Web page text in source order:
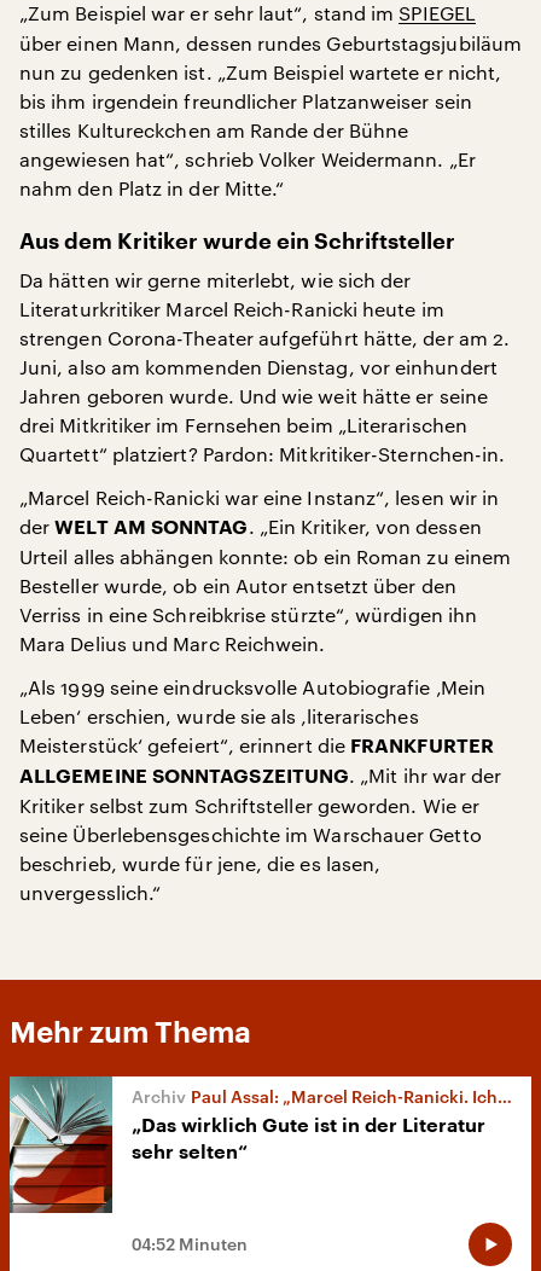
„Zum Beispiel war er sehr laut“, stand im SPIEGEL
über einen Mann, dessen rundes Geburtstagsjubiläum
nun zu gedenken ist. „Zum Beispiel wartete er nicht,
bis ihm irgendein freundlicher Platzanweiser sein
stilles Kultureckchen am Rande der Bühne
angewiesen hat“, schrieb Volker Weidermann. „Er
nahm den Platz in der Mitte.“
Aus dem Kritiker wurde ein Schriftsteller
Da hätten wir gerne miterlebt, wie sich der
Literaturkritiker Marcel Reich-Ranicki heute im
strengen Corona-Theater aufgeführt hätte, der am 2.
Juni, also am kommenden Dienstag, vor einhundert
Jahren geboren wurde. Und wie weit hätte er seine
drei Mitkritiker im Fernsehen beim „Literarischen
Quartett“ platziert? Pardon: Mitkritiker-Sternchen-in.
„Marcel Reich-Ranicki war eine Instanz“, lesen wir in
derWELT AM SONNTAG. „Ein Kritiker, von dessen
Urteil alles abhängen konnte: ob ein Roman zu einem
Besteller wurde, ob ein Autor entsetzt über den
Verriss in eine Schreibkrise stürzte“, würdigen ihn
Mara Delius und Marc Reichwein.
„Als 1999 seine eindrucksvolle Autobiografie ‚Mein
Leben‘ erschien, wurde sie als ‚literarisches
Meisterstück‘ gefeiert“, erinnert die FRANKFURTER
ALLGEMEINE SONNTAGSZEITUNG. „Mit ihr war der
Kritiker selbst zum Schriftsteller geworden. Wie er
seine Überlebensgeschichte im Warschauer Getto
beschrieb, wurde für jene, die es lasen,
unvergesslich.“
Mehr zum Thema
Paul Assal: „Marcel Reich-Ranicki. Ich schreibe unentwegt ein Leben lang“
„Das wirklich Gute ist in der Literatur
sehr selten“
04:52 Minuten